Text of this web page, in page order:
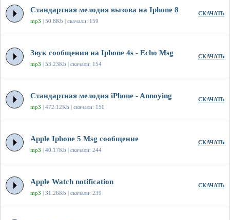
Стандартная мелодия вызова на Iphone 8
mp3 | 50.8Kb | скачали: 159
СКАЧАТЬ
Звук сообщения на Iphone 4s - Echo Msg
mp3 | 53.23Kb | скачали: 154
СКАЧАТЬ
Стандартная мелодия iPhone - Annoying
mp3 | 472.12Kb | скачали: 150
СКАЧАТЬ
Apple Iphone 5 Msg сообщение
mp3 | 40.17Kb | скачали: 244
СКАЧАТЬ
Apple Watch notification
mp3 | 31.26Kb | скачали: 239
СКАЧАТЬ